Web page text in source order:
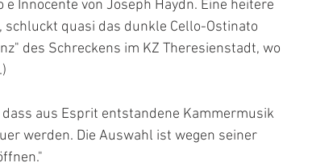
Innocente von Joseph Haydn. Eine heitere
quasi das dunkle Cello-Ostinato
des Schreckens im KZ Theresienstadt, wo
aus Esprit entstandene Kammermusik
werden. Die Auswahl ist wegen seiner